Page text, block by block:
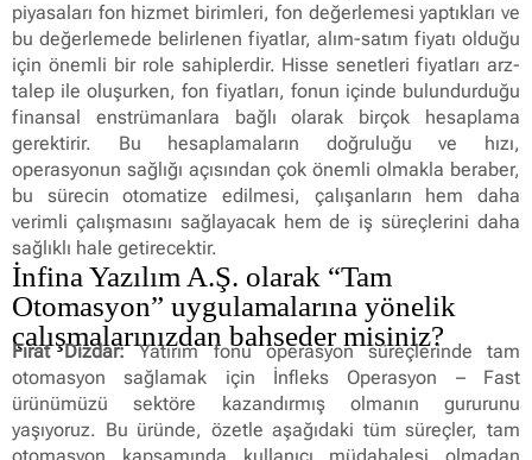
piyasaları fon hizmet birimleri, fon değerlemesi yaptıkları ve
bu değerlemede belirlenen fiyatlar, alım-satım fiyatı olduğu
için önemli bir role sahiplerdir. Hisse senetleri fiyatları arz-
talep ile oluşurken, fon fiyatları, fonun içinde bulundurduğu
finansal enstrümanlara bağlı olarak birçok hesaplama
gerektirir. Bu hesaplamaların doğruluğu ve hızı,
operasyonun sağlığı açısından çok önemli olmakla beraber,
bu sürecin otomatize edilmesi, çalışanların hem daha
verimli çalışmasını sağlayacak hem de iş süreçlerini daha
sağlıklı hale getirecektir.
İnfina Yazılım A.Ş. olarak “Tam
Otomasyon” uygulamalarına yönelik
çalışmalarınızdan bahseder misiniz?
Fırat Dizdar:Yatırım fonu operasyon süreçlerinde tam
otomasyon sağlamak için İnfleks Operasyon – Fast
ürünümüzü sektöre kazandırmış olmanın gururunu
yaşıyoruz. Bu üründe, özetle aşağıdaki tüm süreçler, tam